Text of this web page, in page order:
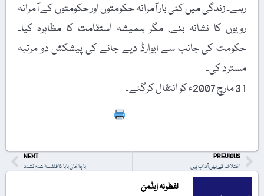
رہے۔ زندگی میں کئی بار آمرانہ حکومتوں اور حکومتوں کے آمرانہ
رویوں کا نشانہ بنے، مگر ہمیشہ استقامت کا مظاہرہ کیا۔
حکومت کی جانب سے ایوارڈ دیے جانے کی پیشکش دو مرتبہ
مسترد کی۔
1 3 مارچ 2007ء کو انتقال کرگئے۔
PREVIOUS
اختلاف کے بھی آداب ہیں
NEXT
باچا خان بابا کا فلفسۂ عدم تشدد
لفظونہ ایڈمن